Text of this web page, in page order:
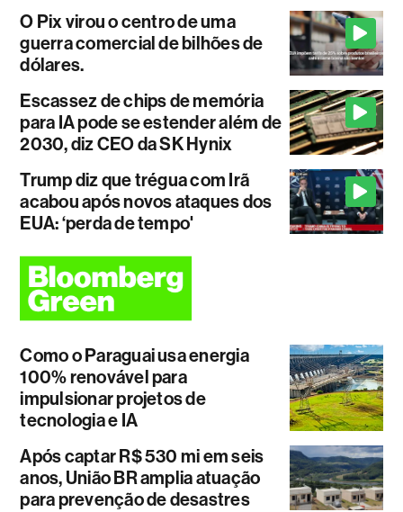
O Pix virou o centro de uma
guerra comercial de bilhões de
dólares.
Escassez de chips de memória
para IA pode se estender além de
2030, diz CEO da SK Hynix
Trump diz que trégua com Irã
acabou após novos ataques dos
EUA: ‘perda de tempo'
Como o Paraguai usa energia
100% renovável para
impulsionar projetos de
tecnologia e IA
Após captar R$ 530 mi em seis
anos, União BR amplia atuação
para prevenção de desastres